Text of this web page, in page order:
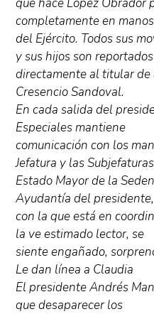
completamente en manos
del Ejército. Todos sus
y sus hijos son reportados
directamente al titular de
Cresencio Sandoval.
En cada salida del
Especiales mantiene
comunicación con los
Jefatura y las
Estado Mayor de la
Ayudantía del presidente,
con la que está en
la ve estimado lector, se
siente engañado,
Le dan línea a Claudia
El presidente Andrés
que desaparecer los